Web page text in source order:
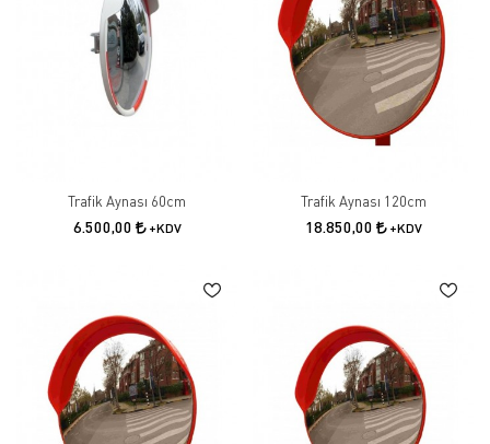
Trafik Aynası 60cm
6.500,00 +KDV
Trafik Aynası 120cm
18.850,00 +KDV